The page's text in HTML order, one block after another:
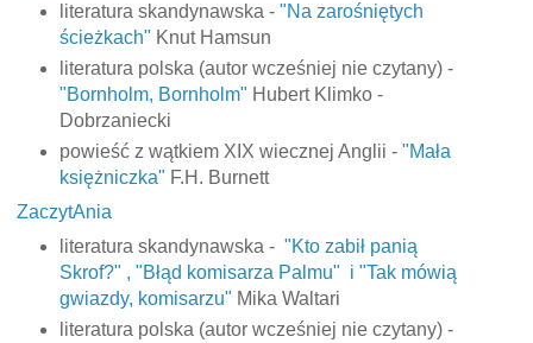
literatura skandynawska - "Na zarośniętych
ścieżkach" Knut Hamsun
literatura polska (autor wcześniej nie czytany) -
"Bornholm, Bornholm" Hubert Klimko -
Dobrzaniecki
powieść z wątkiem XIX wiecznej Anglii - "Mała
księżniczka" F.H. Burnett
ZaczytAnia
literatura skandynawska - "Kto zabił panią
Skrof?" , "Błąd komisarza Palmu" i "Tak mówią
gwiazdy, komisarzu" Mika Waltari
literatura polska (autor wcześniej nie czytany) -